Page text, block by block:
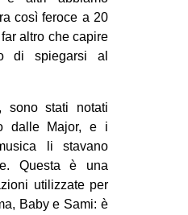
così feroce a 20
altro che capire
di spiegarsi al
sono stati notati
dalle Major, e i
li stavano
Questa è una
utilizzate per
Baby e Sami: è